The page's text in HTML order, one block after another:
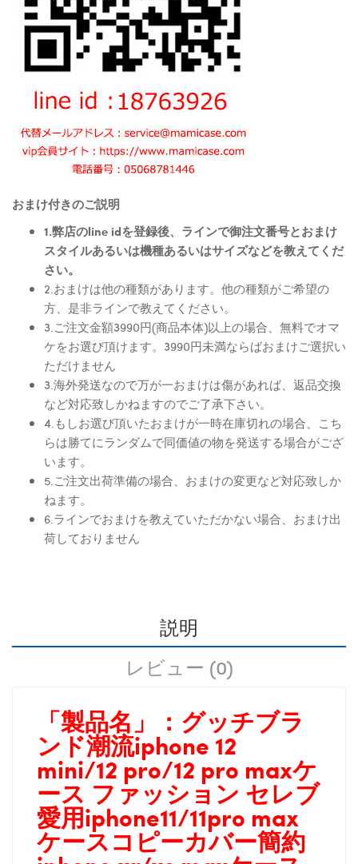
おまけ付きのご説明
1.弊店のline idを登録後、ラインで御注文番号とおまけ
スタイルあるいは機種あるいはサイズなどを教えてくだ
さい。
2.おまけは他の種類があります。他の種類がご希望の
方、是非ラインで教えてください。
3.ご注文金額3990円(商品本体)以上の場合、無料でオマ
ケをお選び頂けます。3990円未満ならばおまけご選択い
ただけません
3.海外発送なので万が一おまけは傷があれば、返品交換
など対応致しかねますのでご了承下さい。
4.もしお選び頂いたおまけが一時在庫切れの場合、こち
らは勝てにランダムで同価値の物を発送する場合がござ
います。
5.ご注文出荷準備の場合、おまけの変更など対応致しか
ねます。
6.ラインでおまけを教えていただかない場合、おまけ出
荷しておりません
説明
レビュー (0)
「製品名」： グッチブラ
ンド潮流iphone 12
mini/12 pro/12 pro maxケ
ース ファッション セレブ
愛用iphone11/11pro max
ケースコピーカバー簡約